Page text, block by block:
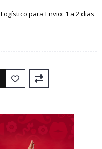
para Envio: 1 a 2 dias